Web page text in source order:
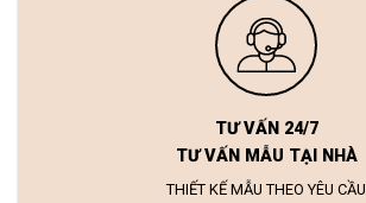
TƯ VẤN 24/7
TƯ VẤN MẪU TẠI NHÀ
THIẾT KẾ MẪU THEO YÊU CẦU